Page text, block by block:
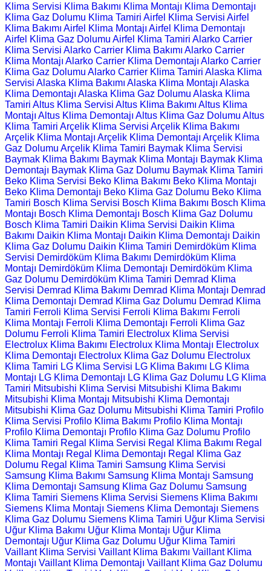
Klima Servisi Klima Bakımı Klima Montajı Klima Demontajı
Klima Gaz Dolumu Klima Tamiri Airfel Klima Servisi Airfel
Klima Bakımı Airfel Klima Montajı Airfel Klima Demontajı
Airfel Klima Gaz Dolumu Airfel Klima Tamiri Alarko Carrier
Klima Servisi Alarko Carrier Klima Bakımı Alarko Carrier
Klima Montajı Alarko Carrier Klima Demontajı Alarko Carrier
Klima Gaz Dolumu Alarko Carrier Klima Tamiri Alaska Klima
Servisi Alaska Klima Bakımı Alaska Klima Montajı Alaska
Klima Demontajı Alaska Klima Gaz Dolumu Alaska Klima
Tamiri Altus Klima Servisi Altus Klima Bakımı Altus Klima
Montajı Altus Klima Demontajı Altus Klima Gaz Dolumu Altus
Klima Tamiri Arçelik Klima Servisi Arçelik Klima Bakımı
Arçelik Klima Montajı Arçelik Klima Demontajı Arçelik Klima
Gaz Dolumu Arçelik Klima Tamiri Baymak Klima Servisi
Baymak Klima Bakımı Baymak Klima Montajı Baymak Klima
Demontajı Baymak Klima Gaz Dolumu Baymak Klima Tamiri
Beko Klima Servisi Beko Klima Bakımı Beko Klima Montajı
Beko Klima Demontajı Beko Klima Gaz Dolumu Beko Klima
Tamiri Bosch Klima Servisi Bosch Klima Bakımı Bosch Klima
Montajı Bosch Klima Demontajı Bosch Klima Gaz Dolumu
Bosch Klima Tamiri Daikin Klima Servisi Daikin Klima
Bakımı Daikin Klima Montajı Daikin Klima Demontajı Daikin
Klima Gaz Dolumu Daikin Klima Tamiri Demirdöküm Klima
Servisi Demirdöküm Klima Bakımı Demirdöküm Klima
Montajı Demirdöküm Klima Demontajı Demirdöküm Klima
Gaz Dolumu Demirdöküm Klima Tamiri Demrad Klima
Servisi Demrad Klima Bakımı Demrad Klima Montajı Demrad
Klima Demontajı Demrad Klima Gaz Dolumu Demrad Klima
Tamiri Ferroli Klima Servisi Ferroli Klima Bakımı Ferroli
Klima Montajı Ferroli Klima Demontajı Ferroli Klima Gaz
Dolumu Ferroli Klima Tamiri Electrolux Klima Servisi
Electrolux Klima Bakımı Electrolux Klima Montajı Electrolux
Klima Demontajı Electrolux Klima Gaz Dolumu Electrolux
Klima Tamiri LG Klima Servisi LG Klima Bakımı LG Klima
Montajı LG Klima Demontajı LG Klima Gaz Dolumu LG Klima
Tamiri Mitsubishi Klima Servisi Mitsubishi Klima Bakımı
Mitsubishi Klima Montajı Mitsubishi Klima Demontajı
Mitsubishi Klima Gaz Dolumu Mitsubishi Klima Tamiri Profilo
Klima Servisi Profilo Klima Bakımı Profilo Klima Montajı
Profilo Klima Demontajı Profilo Klima Gaz Dolumu Profilo
Klima Tamiri Regal Klima Servisi Regal Klima Bakımı Regal
Klima Montajı Regal Klima Demontajı Regal Klima Gaz
Dolumu Regal Klima Tamiri Samsung Klima Servisi
Samsung Klima Bakımı Samsung Klima Montajı Samsung
Klima Demontajı Samsung Klima Gaz Dolumu Samsung
Klima Tamiri Siemens Klima Servisi Siemens Klima Bakımı
Siemens Klima Montajı Siemens Klima Demontajı Siemens
Klima Gaz Dolumu Siemens Klima Tamiri Uğur Klima Servisi
Uğur Klima Bakımı Uğur Klima Montajı Uğur Klima
Demontajı Uğur Klima Gaz Dolumu Uğur Klima Tamiri
Vaillant Klima Servisi Vaillant Klima Bakımı Vaillant Klima
Montajı Vaillant Klima Demontajı Vaillant Klima Gaz Dolumu